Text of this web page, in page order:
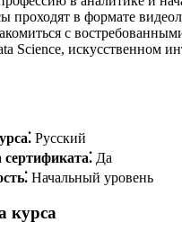
проходят в формате
с
Science, искусственном
Русский
Да
Начальный уровень
курса